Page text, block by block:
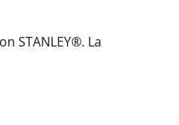
STANLEY®. La